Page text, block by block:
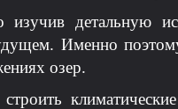
детальную
Именно
озер.